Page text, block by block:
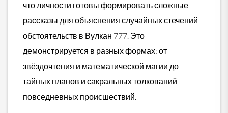
что личности готовы формировать сложные
рассказы для объяснения случайных стечений
обстоятельств в Вулкан 777. Это
демонстрируется в разных формах: от
звёздочтения и математической магии до
тайных планов и сакральных толкований
повседневных происшествий.